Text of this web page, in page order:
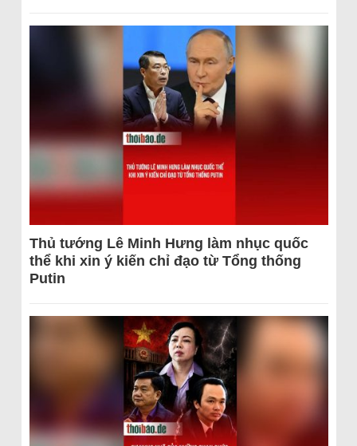
Thủ tướng Lê Minh Hưng làm nhục quốc
thể khi xin ý kiến chỉ đạo từ Tổng thống
Putin